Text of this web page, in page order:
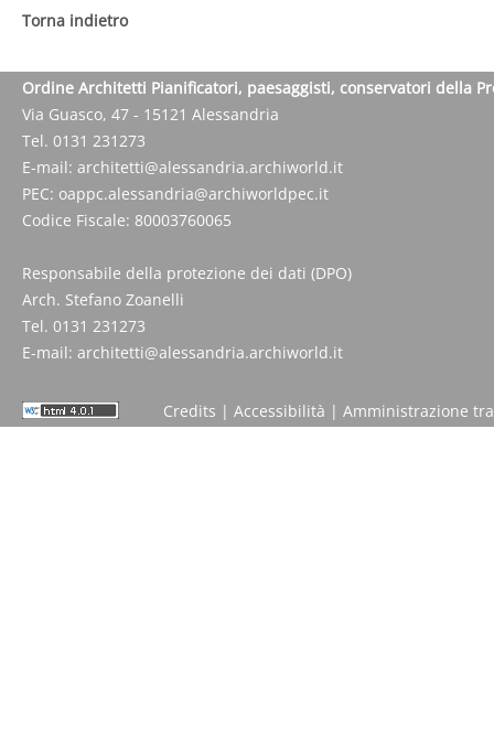
Torna indietro
Ordine Architetti Pianificatori, paesaggisti, conservatori della
Via Guasco, 47 - 15121 Alessandria
Tel. 0131 231273
E-mail: architetti@alessandria.archiworld.it
PEC: oappc.alessandria@archiworldpec.it
Codice Fiscale: 80003760065
Responsabile della protezione dei dati (DPO)
Arch. Stefano Zoanelli
Tel. 0131 231273
E-mail: architetti@alessandria.archiworld.it
Credits | Accessibilità | Amministrazione